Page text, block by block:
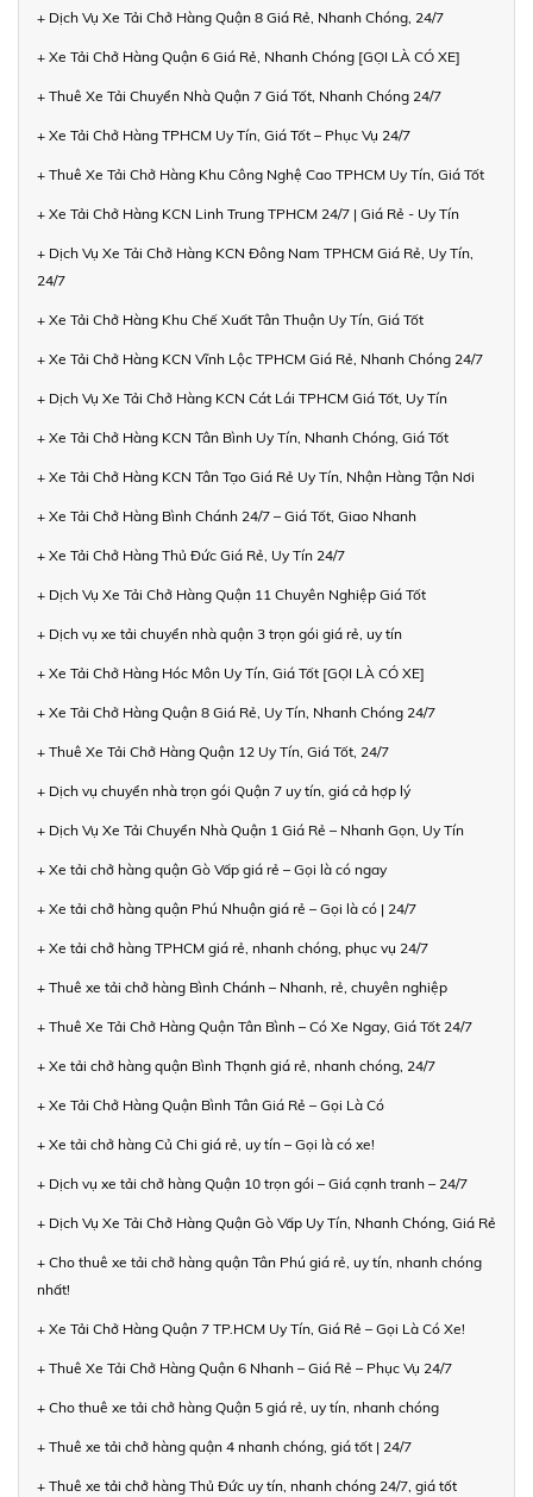
+ Dịch Vụ Xe Tải Chở Hàng Quận 8 Giá Rẻ, Nhanh Chóng, 24/7
+ Xe Tải Chở Hàng Quận 6 Giá Rẻ, Nhanh Chóng [GỌI LÀ CÓ XE]
+ Thuê Xe Tải Chuyển Nhà Quận 7 Giá Tốt, Nhanh Chóng 24/7
+ Xe Tải Chở Hàng TPHCM Uy Tín, Giá Tốt – Phục Vụ 24/7
+ Thuê Xe Tải Chở Hàng Khu Công Nghệ Cao TPHCM Uy Tín, Giá Tốt
+ Xe Tải Chở Hàng KCN Linh Trung TPHCM 24/7 | Giá Rẻ - Uy Tín
+ Dịch Vụ Xe Tải Chở Hàng KCN Đông Nam TPHCM Giá Rẻ, Uy Tín,
24/7
+ Xe Tải Chở Hàng Khu Chế Xuất Tân Thuận Uy Tín, Giá Tốt
+ Xe Tải Chở Hàng KCN Vĩnh Lộc TPHCM Giá Rẻ, Nhanh Chóng 24/7
+ Dịch Vụ Xe Tải Chở Hàng KCN Cát Lái TPHCM Giá Tốt, Uy Tín
+ Xe Tải Chở Hàng KCN Tân Bình Uy Tín, Nhanh Chóng, Giá Tốt
+ Xe Tải Chở Hàng KCN Tân Tạo Giá Rẻ Uy Tín, Nhận Hàng Tận Nơi
+ Xe Tải Chở Hàng Bình Chánh 24/7 – Giá Tốt, Giao Nhanh
+ Xe Tải Chở Hàng Thủ Đức Giá Rẻ, Uy Tín 24/7
+ Dịch Vụ Xe Tải Chở Hàng Quận 11 Chuyên Nghiệp Giá Tốt
+ Dịch vụ xe tải chuyển nhà quận 3 trọn gói giá rẻ, uy tín
+ Xe Tải Chở Hàng Hóc Môn Uy Tín, Giá Tốt [GỌI LÀ CÓ XE]
+ Xe Tải Chở Hàng Quận 8 Giá Rẻ, Uy Tín, Nhanh Chóng 24/7
+ Thuê Xe Tải Chở Hàng Quận 12 Uy Tín, Giá Tốt, 24/7
+ Dịch vụ chuyển nhà trọn gói Quận 7 uy tín, giá cả hợp lý
+ Dịch Vụ Xe Tải Chuyển Nhà Quận 1 Giá Rẻ – Nhanh Gọn, Uy Tín
+ Xe tải chở hàng quận Gò Vấp giá rẻ – Gọi là có ngay
+ Xe tải chở hàng quận Phú Nhuận giá rẻ – Gọi là có | 24/7
+ Xe tải chở hàng TPHCM giá rẻ, nhanh chóng, phục vụ 24/7
+ Thuê xe tải chở hàng Bình Chánh – Nhanh, rẻ, chuyên nghiệp
+ Thuê Xe Tải Chở Hàng Quận Tân Bình – Có Xe Ngay, Giá Tốt 24/7
+ Xe tải chở hàng quận Bình Thạnh giá rẻ, nhanh chóng, 24/7
+ Xe Tải Chở Hàng Quận Bình Tân Giá Rẻ – Gọi Là Có
+ Xe tải chở hàng Củ Chi giá rẻ, uy tín – Gọi là có xe!
+ Dịch vụ xe tải chở hàng Quận 10 trọn gói – Giá cạnh tranh – 24/7
+ Dịch Vụ Xe Tải Chở Hàng Quận Gò Vấp Uy Tín, Nhanh Chóng, Giá Rẻ
+ Cho thuê xe tải chở hàng quận Tân Phú giá rẻ, uy tín, nhanh chóng
nhất!
+ Xe Tải Chở Hàng Quận 7 TP.HCM Uy Tín, Giá Rẻ – Gọi Là Có Xe!
+ Thuê Xe Tải Chở Hàng Quận 6 Nhanh – Giá Rẻ – Phục Vụ 24/7
+ Cho thuê xe tải chở hàng Quận 5 giá rẻ, uy tín, nhanh chóng
+ Thuê xe tải chở hàng quận 4 nhanh chóng, giá tốt | 24/7
+ Thuê xe tải chở hàng Thủ Đức uy tín, nhanh chóng 24/7, giá tốt